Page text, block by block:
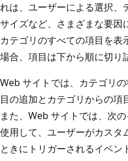
れは、ユーザーによる選択、
サイズなど、さまざまな要因
カテゴリのすべての項目を
場合、項目は下から順に切り
Web サイトでは、カテゴリ
目の追加とカテゴリからの項
また、Web サイトでは、次
使用して、ユーザーがカスタ
ときにトリガーされるイベン